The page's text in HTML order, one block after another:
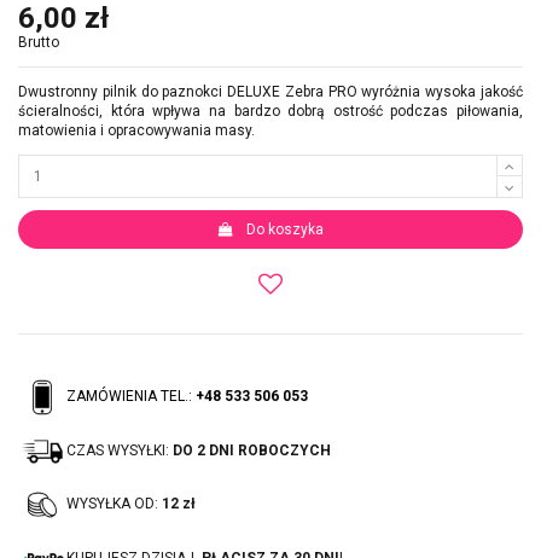
6,00 zł
Brutto
Dwustronny pilnik do paznokci DELUXE Zebra PRO wyróżnia wysoka jakość
ścieralności, która wpływa na bardzo dobrą ostrość podczas piłowania,
matowienia i opracowywania masy.
Do koszyka
ZAMÓWIENIA TEL.: +48 533 506 053
CZAS WYSYŁKI: DO 2 DNI ROBOCZYCH
WYSYŁKA OD: 12 zł